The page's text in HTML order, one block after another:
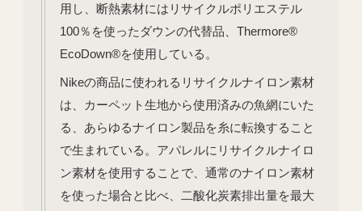
用し、断熱素材にはリサイクルポリエステル
100％を使ったダウンの代替品、Thermore®
EcoDown®を使用している。
Nikeの商品に使われるリサイクルナイロン素材
は、カーペット生地から使用済みの魚網にいた
る、あらゆるナイロン製品を糸に転換すること
で生まれている。アパレルにリサイクルナイロ
ン素材を使用することで、通常のナイロン素材
を使った場合と比べ、二酸化炭素排出量を最大